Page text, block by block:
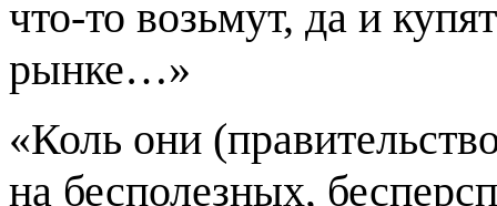
что-то возьмут, да и
рынке…»
«Коль они
на бесполезных,